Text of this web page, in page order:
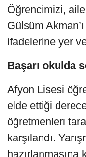
Öğrencimizi,
Gülsüm
ifadelerine yer
Başarı okulda
Afyon Lisesi
elde ettiği
öğretmenleri
karşılandı.
hazırlanmasına